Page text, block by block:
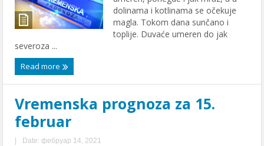
dolinama i kotlinama se očekuje
magla. Tokom dana sunčano i
toplije. Duvaće umeren do jak
severoza ...
Read more
Vremenska prognoza za 15.
februar
| Date: фебруар 14, 2021